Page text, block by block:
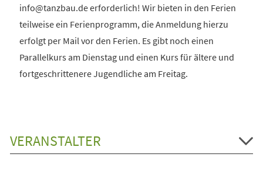
info@tanzbau.de erforderlich! Wir bieten in den Ferien
teilweise ein Ferienprogramm, die Anmeldung hierzu
erfolgt per Mail vor den Ferien. Es gibt noch einen
Parallelkurs am Dienstag und einen Kurs für ältere und
fortgeschrittenere Jugendliche am Freitag.
VERANSTALTER